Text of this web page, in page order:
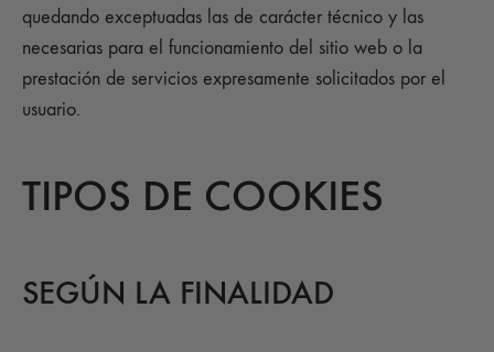
quedando exceptuadas las de carácter técnico y las
necesarias para el funcionamiento del sitio web o la
prestación de servicios expresamente solicitados por el
usuario.
TIPOS DE COOKIES
SEGÚN LA FINALIDAD